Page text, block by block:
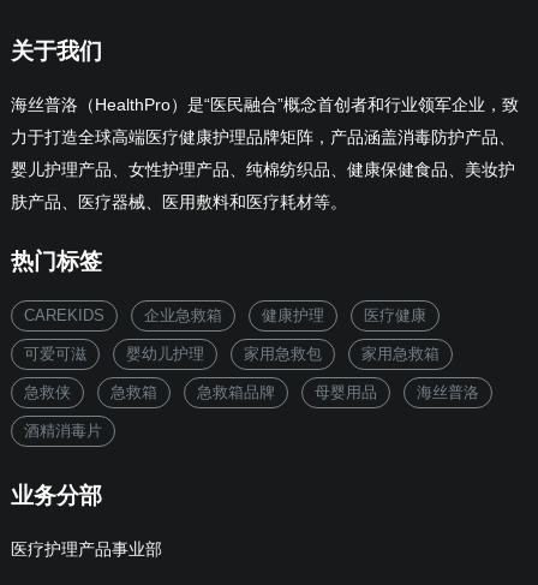
关于我们
海丝普洛（HealthPro）是“医民融合”概念首创者和行业领军企业，致
力于打造全球高端医疗健康护理品牌矩阵，产品涵盖消毒防护产品、
婴儿护理产品、女性护理产品、纯棉纺织品、健康保健食品、美妆护
肤产品、医疗器械、医用敷料和医疗耗材等。
热门标签
CAREKIDS 企业急救箱 健康护理 医疗健康
可爱可滋 婴幼儿护理 家用急救包 家用急救箱
急救侠 急救箱 急救箱品牌 母婴用品 海丝普洛
酒精消毒片
业务分部
医疗护理产品事业部